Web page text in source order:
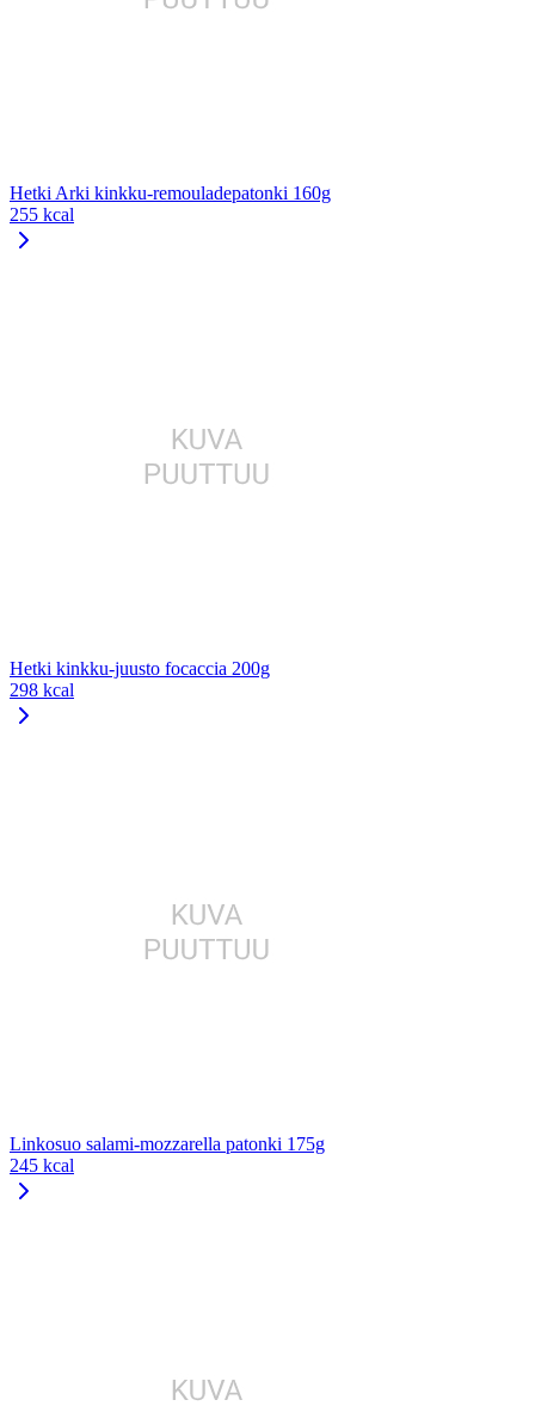
Hetki Arki kinkku-remouladepatonki 160g
255 kcal
Hetki kinkku-juusto focaccia 200g
298 kcal
Linkosuo salami-mozzarella patonki 175g
245 kcal